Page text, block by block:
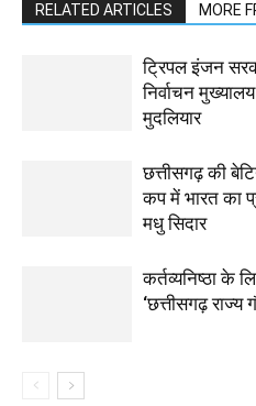
RELATED ARTICLES MORE
ट्रिपल इंजन
निर्वाचन
मुदलियार
छत्तीसगढ़ की
कप में भारत का
मधु सिदार
कर्तव्यनिष्ठा के
‘छत्तीसगढ़ राज्य